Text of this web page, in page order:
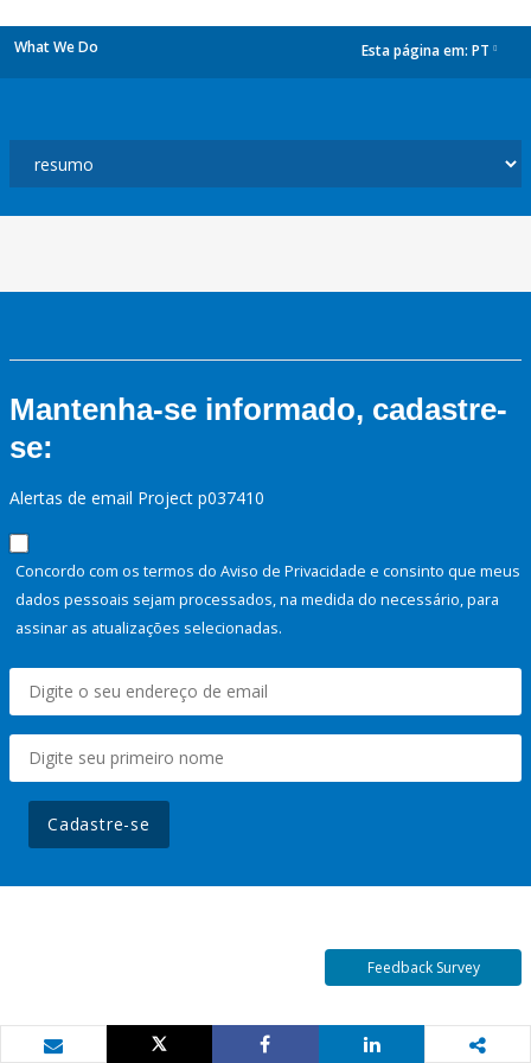
What We Do Esta página em: PT
Mantenha-se informado, cadastre-
se:
Alertas de email Project p037410
Concordo com os termos do Aviso de Privacidade e consinto que meus
dados pessoais sejam processados, na medida do necessário, para
assinar as atualizações selecionadas.
Cadastre-se
Feedback Survey